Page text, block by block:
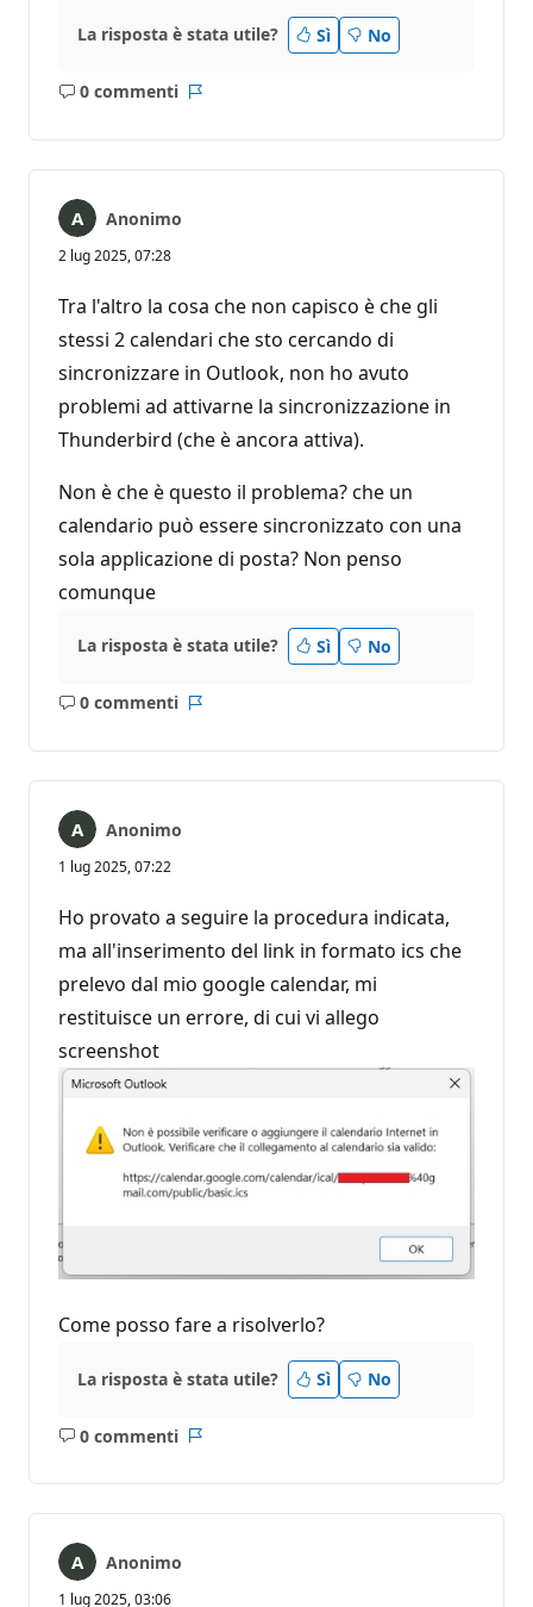
La risposta è stata utile? Sì No
0 commenti
Nessun
Anonimo
2 lug 2025, 07:28
Tra l'altro la cosa che non capisco è che gli
stessi 2 calendari che sto cercando di
sincronizzare in Outlook, non ho avuto
problemi ad attivarne la sincronizzazione in
Thunderbird (che è ancora attiva).
Non è che è questo il problema? che un
calendario può essere sincronizzato con una
sola applicazione di posta? Non penso
comunque
La risposta è stata utile? Sì No
0 commenti
Nessun
Anonimo
1 lug 2025, 07:22
Ho provato a seguire la procedura indicata,
ma all'inserimento del link in formato ics che
prelevo dal mio google calendar, mi
restituisce un errore, di cui vi allego
screenshot
Come posso fare a risolverlo?
La risposta è stata utile? Sì No
0 commenti
Nessun
Anonimo
1 lug 2025, 03:06